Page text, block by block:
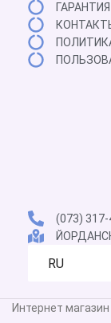
Большая
емкость
на
Широкий
выбор
(073)
RU
Интернет магазин